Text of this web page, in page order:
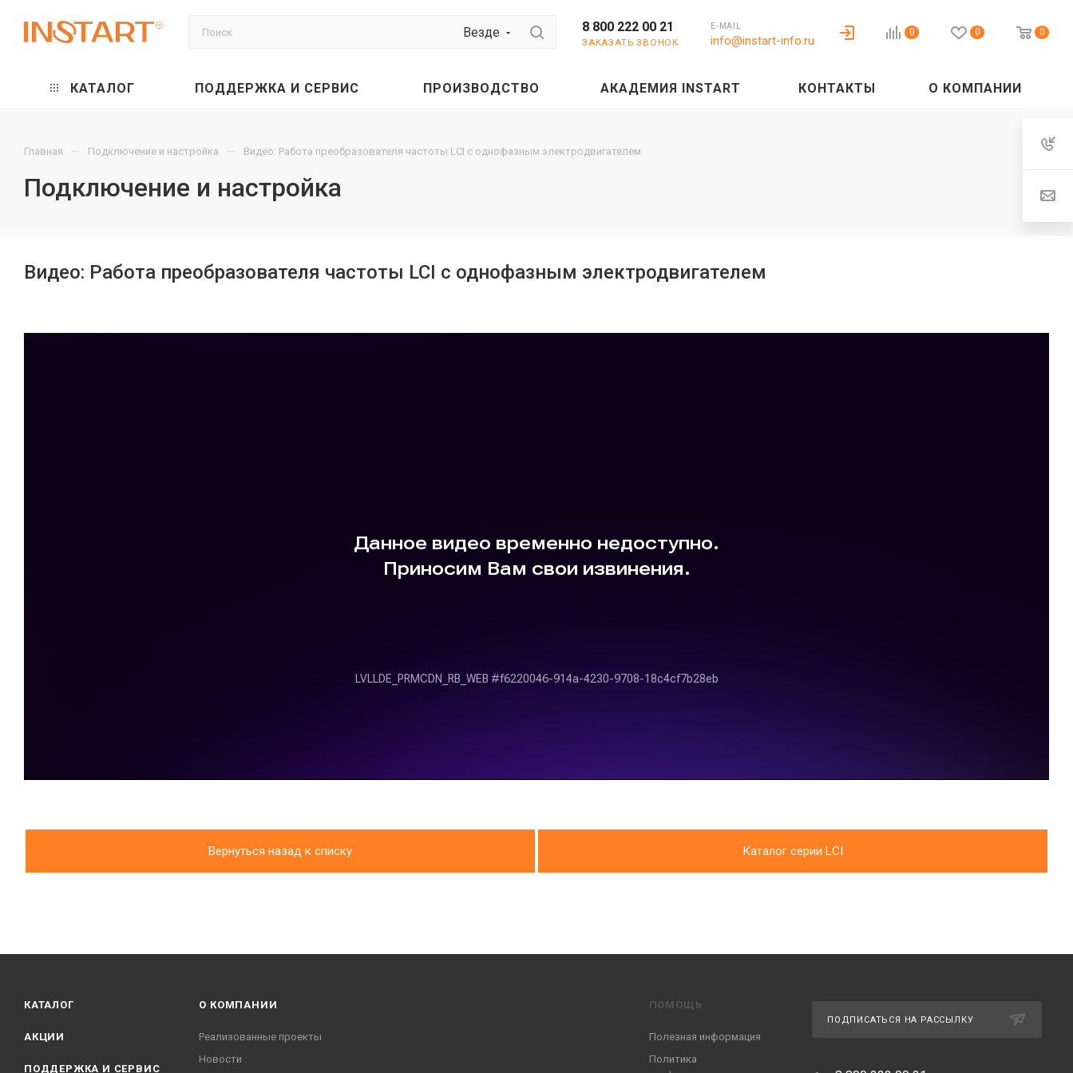
Везде 8 800 222 00 21
ЗАКАЗАТЬ ЗВОНОК
E-MAIL
info@instart-info.ru
0 0 0
КАТАЛОГ ПОДДЕРЖКА И СЕРВИС ПРОИЗВОДСТВО АКАДЕМИЯ INSTART КОНТАКТЫ О КОМПАНИИ
Главная — Подключение и настройка — Видео: Работа преобразователя частоты LCI c однофазным электродвигателем
Подключение и настройка
Видео: Работа преобразователя частоты LCI c однофазным электродвигателем
Вернуться назад к списку Каталог серии LCI
КАТАЛОГ
АКЦИИ
ПОДДЕРЖКА И СЕРВИС
О КОМПАНИИ
Реализованные проекты
Новости
ПОМОЩЬ
Полезная информация
Политика
ПОДПИСАТЬСЯ НА РАССЫЛКУ